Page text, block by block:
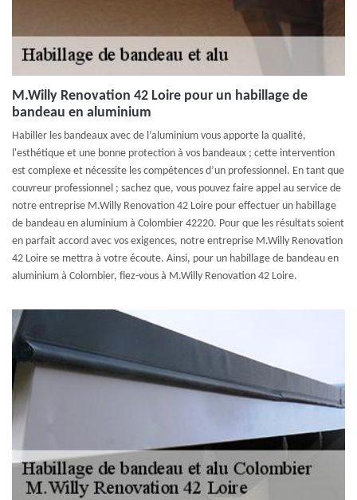
M.Willy Renovation 42 Loire pour un habillage de
bandeau en aluminium
Habiller les bandeaux avec de l’aluminium vous apporte la qualité,
l'esthétique et une bonne protection à vos bandeaux ; cette intervention
est complexe et nécessite les compétences d’un professionnel. En tant que
couvreur professionnel ; sachez que, vous pouvez faire appel au service de
notre entreprise M.Willy Renovation 42 Loire pour effectuer un habillage
de bandeau en aluminium à Colombier 42220. Pour que les résultats soient
en parfait accord avec vos exigences, notre entreprise M.Willy Renovation
42 Loire se mettra à votre écoute. Ainsi, pour un habillage de bandeau en
aluminium à Colombier, fiez-vous à M.Willy Renovation 42 Loire.